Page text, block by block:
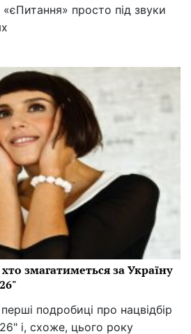
просто під звуки
змагатиметься за Україну
подробиці про нацвідбір
і, схоже, цього року